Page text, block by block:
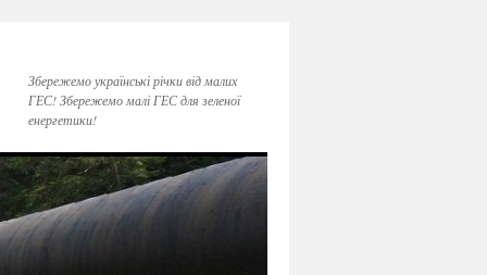
Збережемо українські річки від малих
ГЕС! Збережемо малі ГЕС для зеленої
енергетики!